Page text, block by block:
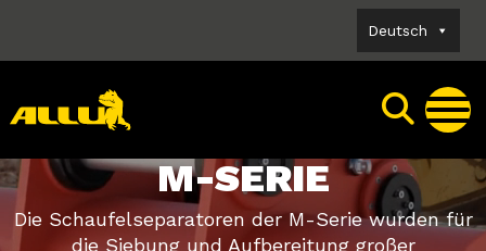
content
Deutsch
M-SERIE
Die Schaufelseparatoren der M-Serie wurden für
die Siebung und Aufbereitung großer